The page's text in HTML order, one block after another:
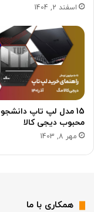
اسفند 2, 1404
15 مدل لپ تاپ
محبوب دیجی کالا
مهر 8, 1403
همکاری با ما